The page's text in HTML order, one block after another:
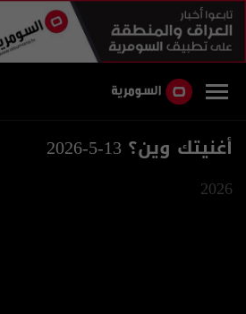
أغنيتك وين؟ 13-5-2026
2026